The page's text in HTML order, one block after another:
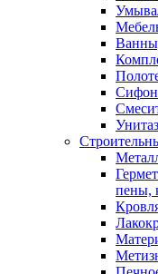
пены,